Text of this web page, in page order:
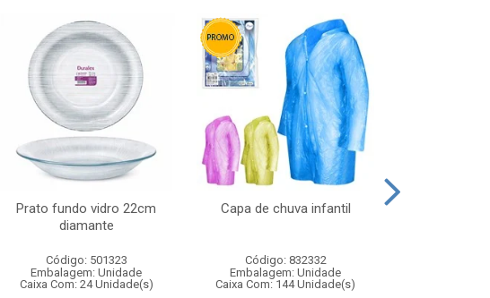
Prato fundo vidro 22cm
diamante
Código: 501323
Embalagem: Unidade
Caixa Com: 24 Unidade(s)
Capa de chuva infantil
Código: 832332
Embalagem: Unidade
Caixa Com: 144 Unidade(s)